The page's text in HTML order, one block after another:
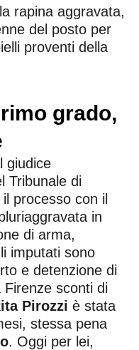
rapina aggravata,
del posto per
proventi della
grado,
giudice
Tribunale di
processo con il
in
di arma,
imputati sono
e detenzione di
Firenze sconti di
Pirozzi è stata
stessa pena
. Oggi per lei,